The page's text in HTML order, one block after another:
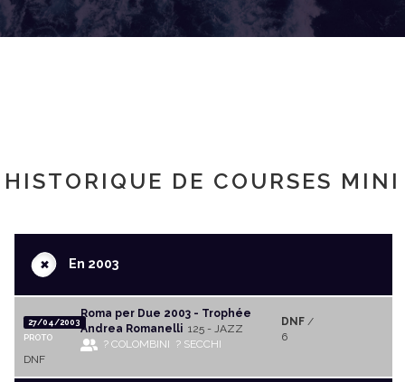
HISTORIQUE DE COURSES MINI
+En 2003
27/04/2003
PROTO
Roma per Due 2003 - Trophée
Andrea Romanelli 125 - JAZZ
? COLOMBINI ? SECCHI
DNF/
6
DNF